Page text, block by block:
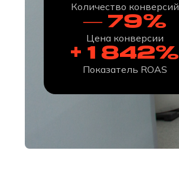
Количество конверсий
— 79%
Цена конверсии
+ 1 842%
Показатель ROAS